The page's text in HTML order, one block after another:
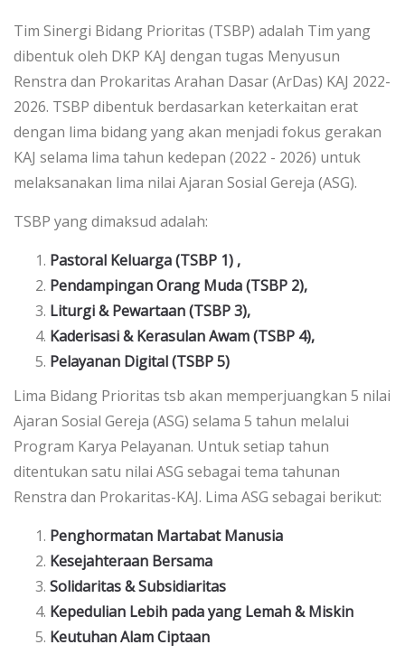
Tim Sinergi Bidang Prioritas (TSBP) adalah Tim yang
dibentuk oleh DKP KAJ dengan tugas Menyusun
Renstra dan Prokaritas Arahan Dasar (ArDas) KAJ 2022-
2026. TSBP dibentuk berdasarkan keterkaitan erat
dengan lima bidang yang akan menjadi fokus gerakan
KAJ selama lima tahun kedepan (2022 - 2026) untuk
melaksanakan lima nilai Ajaran Sosial Gereja (ASG).
TSBP yang dimaksud adalah:
Pastoral Keluarga (TSBP 1) ,
Pendampingan Orang Muda (TSBP 2),
Liturgi & Pewartaan (TSBP 3),
Kaderisasi & Kerasulan Awam (TSBP 4),
Pelayanan Digital (TSBP 5)
Lima Bidang Prioritas tsb akan memperjuangkan 5 nilai
Ajaran Sosial Gereja (ASG) selama 5 tahun melalui
Program Karya Pelayanan. Untuk setiap tahun
ditentukan satu nilai ASG sebagai tema tahunan
Renstra dan Prokaritas-KAJ. Lima ASG sebagai berikut:
Penghormatan Martabat Manusia
Kesejahteraan Bersama
Solidaritas & Subsidiaritas
Kepedulian Lebih pada yang Lemah & Miskin
Keutuhan Alam Ciptaan